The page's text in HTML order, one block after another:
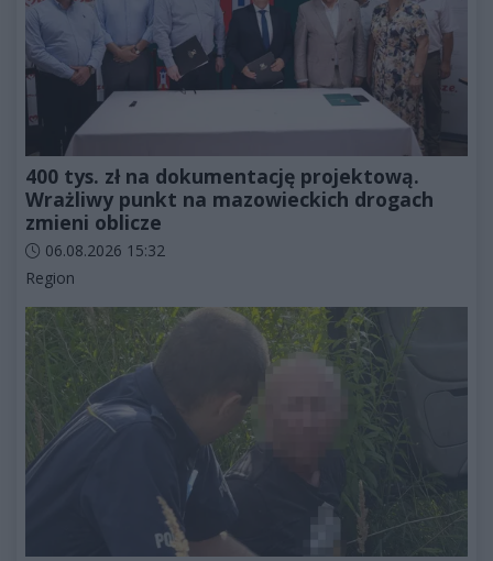
400 tys. zł na dokumentację projektową.
Wrażliwy punkt na mazowieckich drogach
zmieni oblicze
Data dodania artykułu:
06.08.2026 15:32
Kategorie artykułu:
Region